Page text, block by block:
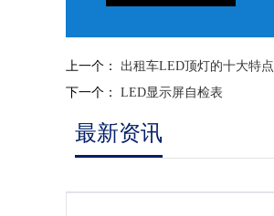
上一个： 出租车LED顶灯的十大特点
下一个： LED显示屏自检表
最新资讯